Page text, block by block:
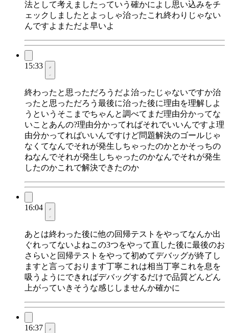
法として考えましたっていう確かによし思い込みをチ
ェックしましたとよっしゃ治ったこれ終わりじゃない
んですよまただよ早いよ
15:33
終わったと思っただろうだよ治ったじゃないですか治
ったと思っただろう最後に治った後に理由を理解しよ
うというそこまでちゃんと調べてまだ理由分かってな
いことあんの?理由分かってればそれでいいんですよ理
由分かってればいいんですけど問題解決のゴールじゃ
なくてなんでそれが発生しちゃったのかとかそっちの
ねなんでそれが発生しちゃったのかなんでそれが発生
したのかこれで解決できたのか
16:04
あとは終わった後に他の回帰テストをやってなんか出
ぐれってないよねこの3つをやって直した後に最後のお
さらいと回帰テストをやって初めてデバッグが終了し
ますと言っております丁寧これは相当丁寧これを息を
吸うようにできればデバッグするだけで品質どんどん
上がっていきそうな感じしませんか確かに
16:37